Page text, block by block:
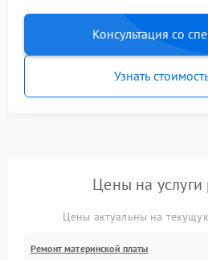
Консультация со
Узнать
Цены на услуги
Цены актуальны на
Ремонт материнской платы